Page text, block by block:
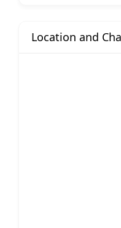
Location and